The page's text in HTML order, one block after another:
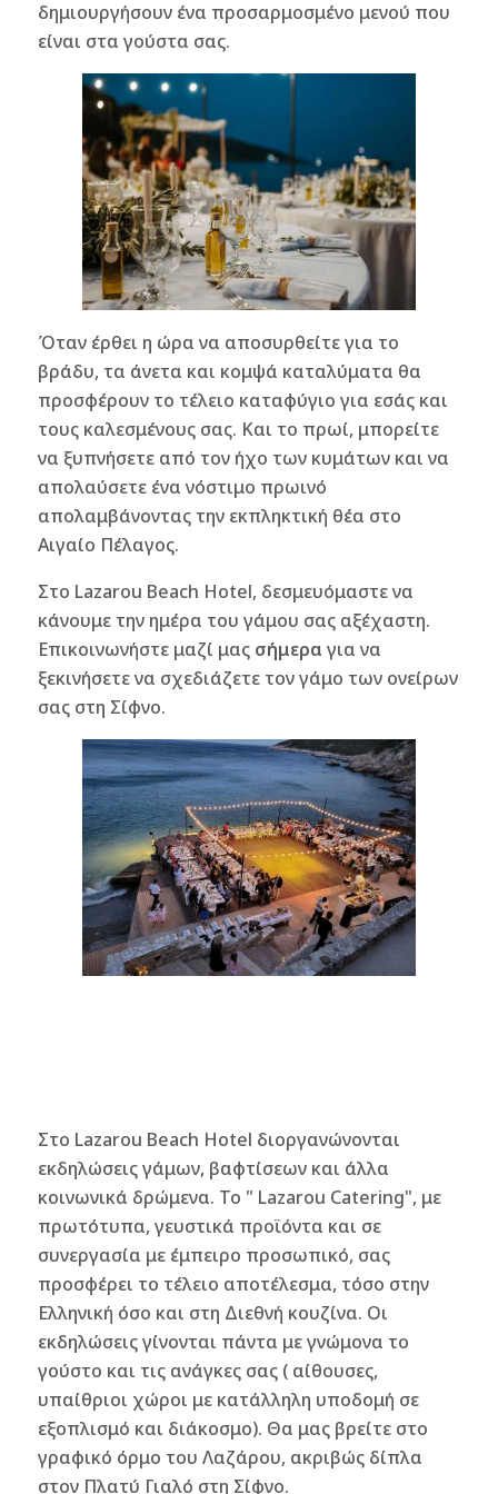
δημιουργήσουν ένα προσαρμοσμένο μενού που
είναι στα γούστα σας.
Όταν έρθει η ώρα να αποσυρθείτε για το
βράδυ, τα άνετα και κομψά καταλύματα θα
προσφέρουν το τέλειο καταφύγιο για εσάς και
τους καλεσμένους σας. Και το πρωί, μπορείτε
να ξυπνήσετε από τον ήχο των κυμάτων και να
απολαύσετε ένα νόστιμο πρωινό
απολαμβάνοντας την εκπληκτική θέα στο
Αιγαίο Πέλαγος.
Στο Lazarou Beach Hotel, δεσμευόμαστε να
κάνουμε την ημέρα του γάμου σας αξέχαστη.
Επικοινωνήστε μαζί μας σήμερα για να
ξεκινήσετε να σχεδιάζετε τον γάμο των ονείρων
σας στη Σίφνο.
Στο Lazarou Beach Hotel διοργανώνονται
εκδηλώσεις γάμων, βαφτίσεων και άλλα
κοινωνικά δρώμενα. Το " Lazarou Catering", με
πρωτότυπα, γευστικά προϊόντα και σε
συνεργασία με έμπειρο προσωπικό, σας
προσφέρει το τέλειο αποτέλεσμα, τόσο στην
Ελληνική όσο και στη Διεθνή κουζίνα. Οι
εκδηλώσεις γίνονται πάντα με γνώμονα το
γούστο και τις ανάγκες σας ( αίθουσες,
υπαίθριοι χώροι με κατάλληλη υποδομή σε
εξοπλισμό και διάκοσμο). Θα μας βρείτε στο
γραφικό όρμο του Λαζάρου, ακριβώς δίπλα
στον Πλατύ Γιαλό στη Σίφνο.